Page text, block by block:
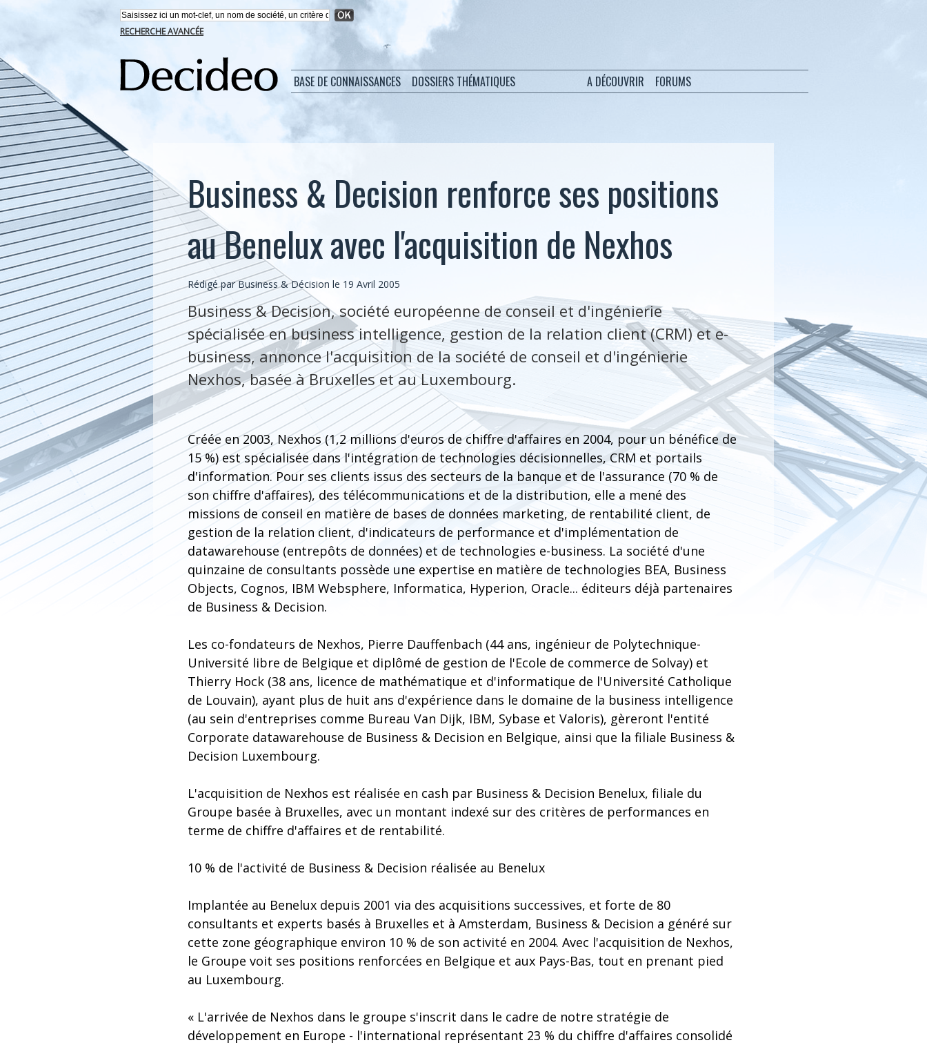
RECHERCHE AVANCÉE
BASE DE CONNAISSANCES DOSSIERS THÉMATIQUES A DÉCOUVRIR FORUMS
Business & Decision renforce ses positions
au Benelux avec l'acquisition de Nexhos
Rédigé par Business & Décision le 19 Avril 2005
Business & Decision, société européenne de conseil et d'ingénierie
spécialisée en business intelligence, gestion de la relation client (CRM) et e-
business, annonce l'acquisition de la société de conseil et d'ingénierie
Nexhos, basée à Bruxelles et au Luxembourg.
Créée en 2003, Nexhos (1,2 millions d'euros de chiffre d'affaires en 2004, pour un bénéfice de
15 %) est spécialisée dans l'intégration de technologies décisionnelles, CRM et portails
d'information. Pour ses clients issus des secteurs de la banque et de l'assurance (70 % de
son chiffre d'affaires), des télécommunications et de la distribution, elle a mené des
missions de conseil en matière de bases de données marketing, de rentabilité client, de
gestion de la relation client, d'indicateurs de performance et d'implémentation de
datawarehouse (entrepôts de données) et de technologies e-business. La société d'une
quinzaine de consultants possède une expertise en matière de technologies BEA, Business
Objects, Cognos, IBM Websphere, Informatica, Hyperion, Oracle... éditeurs déjà partenaires
de Business & Decision.
Les co-fondateurs de Nexhos, Pierre Dauffenbach (44 ans, ingénieur de Polytechnique-
Université libre de Belgique et diplômé de gestion de l'Ecole de commerce de Solvay) et
Thierry Hock (38 ans, licence de mathématique et d'informatique de l'Université Catholique
de Louvain), ayant plus de huit ans d'expérience dans le domaine de la business intelligence
(au sein d'entreprises comme Bureau Van Dijk, IBM, Sybase et Valoris), gèreront l'entité
Corporate datawarehouse de Business & Decision en Belgique, ainsi que la filiale Business &
Decision Luxembourg.
L'acquisition de Nexhos est réalisée en cash par Business & Decision Benelux, filiale du
Groupe basée à Bruxelles, avec un montant indexé sur des critères de performances en
terme de chiffre d'affaires et de rentabilité.
10 % de l'activité de Business & Decision réalisée au Benelux
Implantée au Benelux depuis 2001 via des acquisitions successives, et forte de 80
consultants et experts basés à Bruxelles et à Amsterdam, Business & Decision a généré sur
cette zone géographique environ 10 % de son activité en 2004. Avec l'acquisition de Nexhos,
le Groupe voit ses positions renforcées en Belgique et aux Pays-Bas, tout en prenant pied
au Luxembourg.
« L'arrivée de Nexhos dans le groupe s'inscrit dans le cadre de notre stratégie de
développement en Europe - l'international représentant 23 % du chiffre d'affaires consolidé